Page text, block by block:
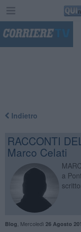
Indietro
RACCONTI
Marco Celati
a
Blog Mercoledì 26 Agosto